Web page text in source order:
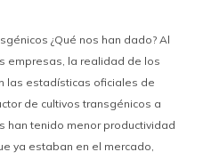
¿Qué nos han dado? Al
empresas, la realidad de los
las estadísticas oficiales de
de cultivos transgénicos a
han tenido menor productividad
ya estaban en el mercado,